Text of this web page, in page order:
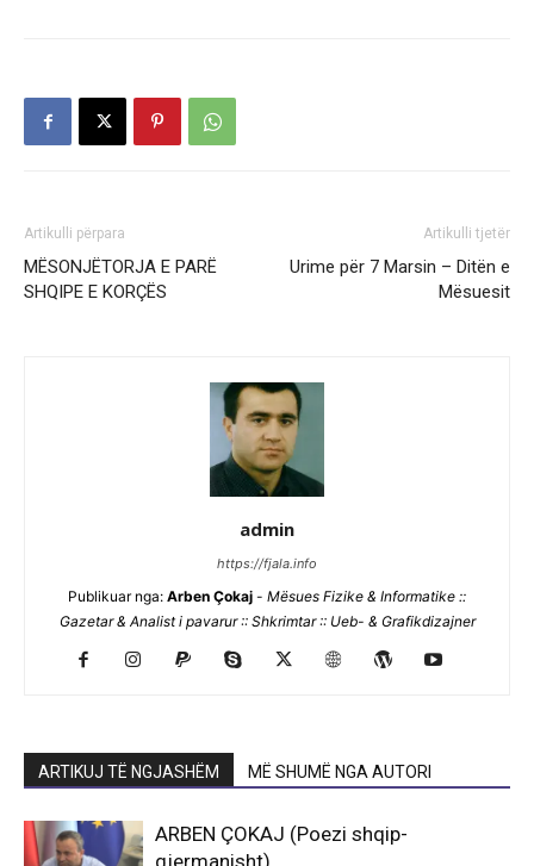
Artikulli përpara
MËSONJËTORJA E PARË
SHQIPE E KORÇËS
Artikulli tjetër
Urime për 7 Marsin – Ditën e
Mësuesit
admin
https://fjala.info
Publikuar nga: Arben Çokaj - Mësues Fizike & Informatike ::
Gazetar & Analist i pavarur :: Shkrimtar :: Ueb- & Grafikdizajner
ARTIKUJ TË NGJASHËM MË SHUMË NGA AUTORI
ARBEN ÇOKAJ (Poezi shqip-